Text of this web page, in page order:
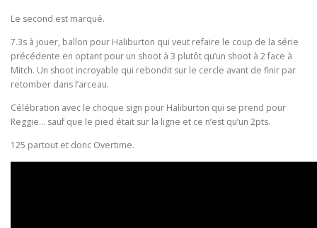
Le second est marqué.
7.3s à jouer, ballon pour Haliburton qui veut refaire le coup de la série
précédente en optant pour un shoot à 3 plutôt qu’un shoot à 2 face à
Mitch. Un shoot incroyable qui rebondit sur le cercle avant de finir par
retomber dans l’arceau.
Célébration avec le choque sign pour Haliburton qui se prend pour
Reggie… sauf que le pied était sur la ligne et ce n’est qu’un 2pts.
125 partout et donc Overtime.